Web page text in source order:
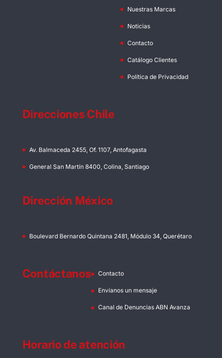
Nuestras Marcas
Noticias
Contacto
Catálogo Clientes
Política de Privacidad
Direcciones Chile
Av. Balmaceda 2455, Of. 1107, Antofagasta
General San Martín 8400, Colina, Santiago
Dirección México
Boulevard Bernardo Quintana 2481, Módulo 34, Querétaro
Contáctanos Contacto
Envíanos un mensaje
Canal de Denuncias ABN Avanza
Horario de atención